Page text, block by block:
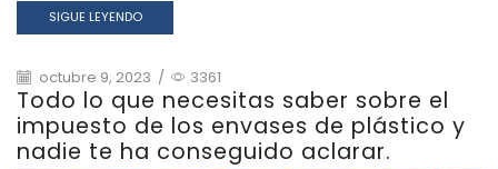
SIGUE LEYENDO
octubre 9, 2023 / 3361
Todo lo que necesitas saber sobre el
impuesto de los envases de plástico y
nadie te ha conseguido aclarar.